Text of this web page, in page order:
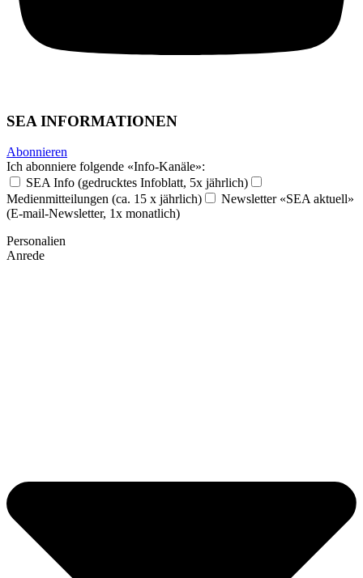
SEA INFORMATIONEN
Abonnieren
Ich abonniere folgende «Info-Kanäle»:
SEA Info (gedrucktes Infoblatt, 5x jährlich)
Medienmitteilungen (ca. 15 x jährlich)
Newsletter «SEA aktuell»
(E-mail-Newsletter, 1x monatlich)
Personalien
Anrede